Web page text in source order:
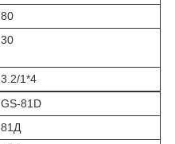
80
30
3.2/1*4
GS-81D
81Д